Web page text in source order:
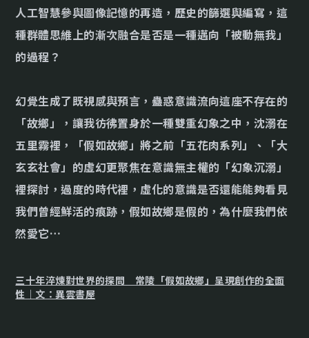
人工智慧參與圖像記憶的再造，歷史的篩選與編寫，這
種群體思維上的漸次融合是否是一種邁向「被動無我」
的過程？
幻覺生成了既視感與預言，蠱惑意識流向這座不存在的
「故鄉」，讓我彷彿置身於一種雙重幻象之中，沈溺在
五里霧裡，「假如故鄉」將之前「五花肉系列」、「大
玄玄社會」的虛幻更聚焦在意識無主權的「幻象沉溺」
裡探討，過度的時代裡，虛化的意識是否還能能夠看見
我們曾經鮮活的痕跡，假如故鄉是假的，為什麼我們依
然愛它…
三十年淬煉對世界的探問 常陵「假如故鄉」呈現創作的全面
性｜文：異雲書屋